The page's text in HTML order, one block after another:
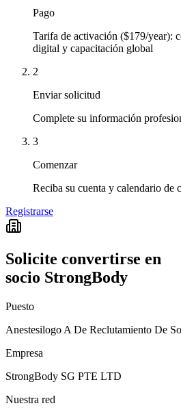
Pago
Tarifa de activación ($179/year):
digital y capacitación global
2
Enviar solicitud
Complete su información
3
Comenzar
Reciba su cuenta y calendario de
Registrarse
Solicite convertirse en
socio StrongBody
Puesto
Anestesilogo A De Reclutamiento De
Empresa
StrongBody SG PTE LTD
Nuestra red